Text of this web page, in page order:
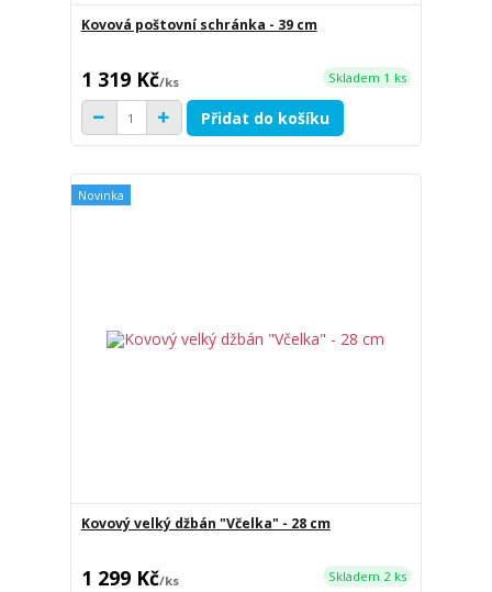
Kovová poštovní schránka - 39 cm
1 319 Kč/ks Skladem 1 ks
Přidat do košíku
Novinka
Kovový velký džbán "Včelka" - 28 cm
1 299 Kč/ks Skladem 2 ks